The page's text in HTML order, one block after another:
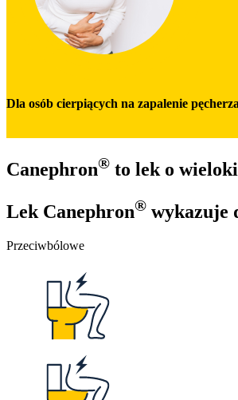
Dla osób cierpiących na zapalenie
Canephron® to lek o
Lek Canephron® wykazuje
Przeciwbólowe